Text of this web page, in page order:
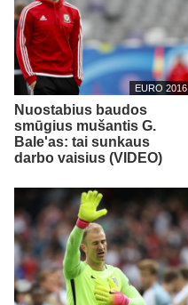
EURO 2016
Nuostabius baudos
smūgius mušantis G.
Bale'as: tai sunkaus
darbo vaisius (VIDEO)